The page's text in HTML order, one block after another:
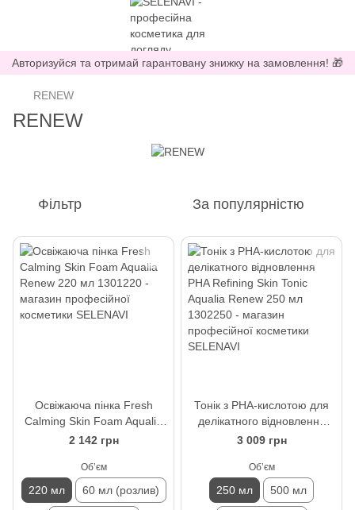
Авторизуйся та отримай гарантовану знижку на замовлення! 🎁
RENEW
RENEW
Фільтр За популярністю
Освіжаюча пінка Fresh
Calming Skin Foam Aqualia
Renew 220 мл
2 142 грн
Обʼєм
220 мл 60 мл (розлив)
Тонік з РНА-кислотою для
делікатного відновлення
PHA Refining Skin Tonic
3 009 грн
Обʼєм
250 мл 500 мл